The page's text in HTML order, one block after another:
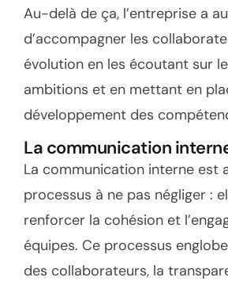
Au-delà de ça, l’entreprise a
d’accompagner les
évolution en les écoutant sur
ambitions et en mettant en
développement des
La communication
La communication interne est
processus à ne pas négliger :
renforcer la cohésion et
équipes. Ce processus
des collaborateurs, la